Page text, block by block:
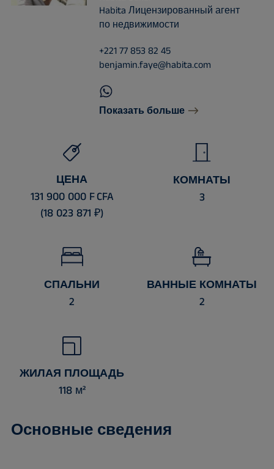
Habita Лицензированный агент
по недвижимости
+221 77 853 82 45
benjamin.faye@habita.com
Показать больше
ЦЕНА
131 900 000 F CFA
(18 023 871 ₽)
КОМНАТЫ
3
СПАЛЬНИ
2
ВАННЫЕ КОМНАТЫ
2
ЖИЛАЯ ПЛОЩАДЬ
118 м²
Основные сведения